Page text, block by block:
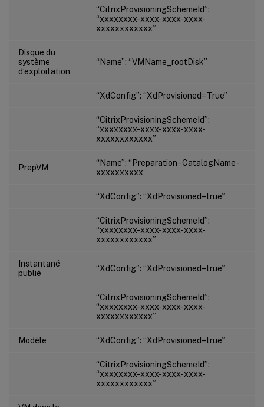
“CitrixProvisioningSchemeId”:
“xxxxxxxx-xxxx-xxxx-xxxx-
xxxxxxxxxxxx”
Disque du
système
d’exploitation
“Name”: “VMName_rootDisk”
“XdConfig”: “XdProvisioned=True”
“CitrixProvisioningSchemeId”:
“xxxxxxxx-xxxx-xxxx-xxxx-
xxxxxxxxxxxx”
PrepVM
“Name”: “Preparation - CatalogName -
xxxxxxxxxx”
“XdConfig”: “XdProvisioned=true”
“CitrixProvisioningSchemeId”:
“xxxxxxxx-xxxx-xxxx-xxxx-
xxxxxxxxxxxx”
Instantané
publié
“XdConfig”: “XdProvisioned=true”
“CitrixProvisioningSchemeId”:
“xxxxxxxx-xxxx-xxxx-xxxx-
xxxxxxxxxxxx”
Modèle “XdConfig”: “XdProvisioned=true”
“CitrixProvisioningSchemeId”:
“xxxxxxxx-xxxx-xxxx-xxxx-
xxxxxxxxxxxx”